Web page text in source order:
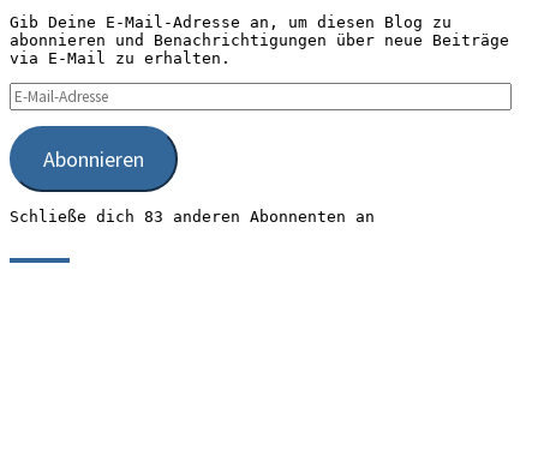
Gib Deine E-Mail-Adresse an, um diesen Blog zu
abonnieren und Benachrichtigungen über neue Beiträge
via E-Mail zu erhalten.
E-
Mail-
Adresse
Abonnieren
Schließe dich 83 anderen Abonnenten an